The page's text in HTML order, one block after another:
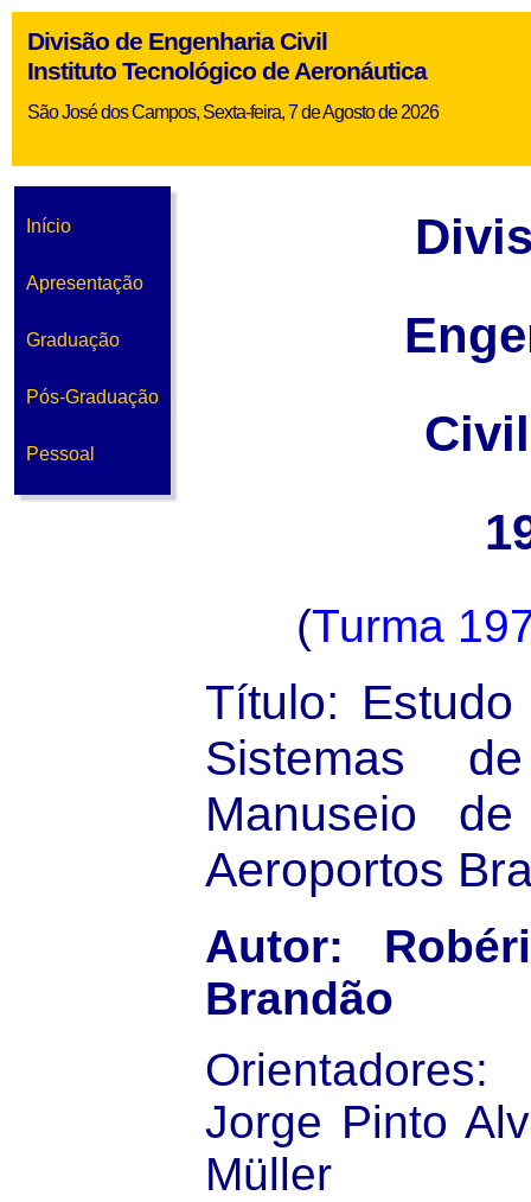
Divisão de Engenharia Civil
Instituto Tecnológico de Aeronáutica
São José dos Campos, Sexta-feira, 7 de Agosto de 2026
Início
Apresentação
Graduação
Pós-Graduação
Pessoal
(Turma
Título:
Sistemas
Manuseio
Aeroportos
Autor:
Brandão
Jorge Pinto
Müller